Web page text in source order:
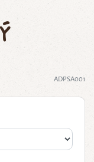
ADPSA001